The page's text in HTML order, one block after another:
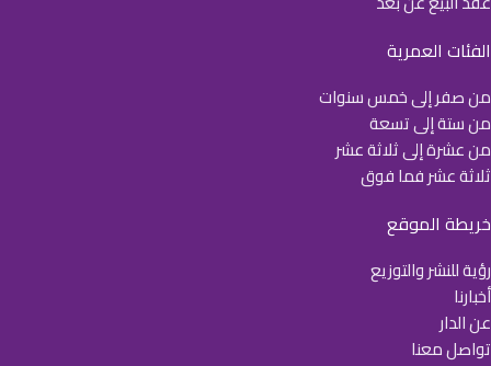
الفئات العمرية
من صفر إلى خمس سنوات
من ستة إلى تسعة
من عشرة إلى ثلاثة عشر
ثلاثة عشر فما فوق
خريطة الموقع
رؤية للنشر والتوزيع
أخبارنا
عن الدار
تواصل معنا